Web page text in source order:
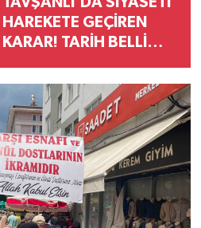
HAREKETE GEÇİREN
KARAR! TARİH BELLİ